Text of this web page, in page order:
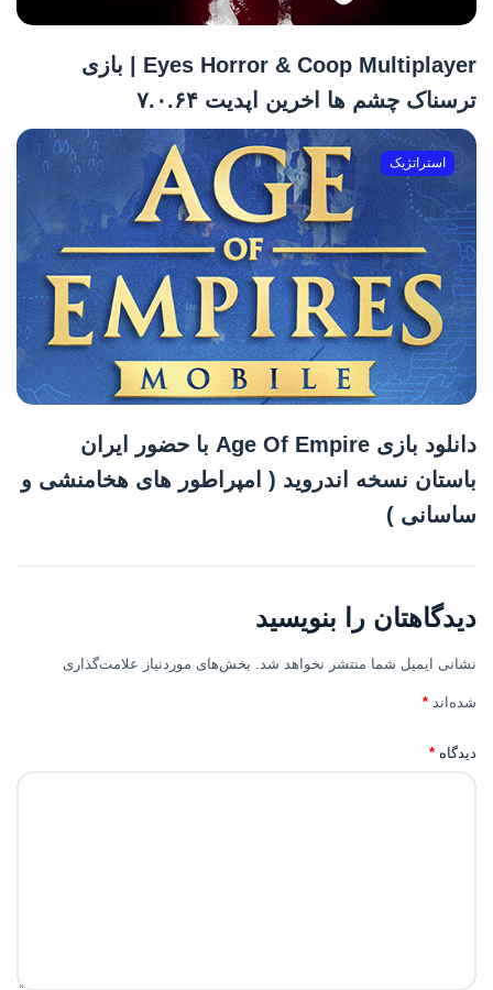
Eyes Horror & Coop Multiplayer | بازی
ترسناک چشم ها اخرین اپدیت ۷.۰.۶۴
استراتژیک
دانلود بازی Age Of Empire با حضور ایران
باستان نسخه اندروید ( امپراطور های هخامنشی و
ساسانی )
دیدگاهتان را بنویسید
نشانی ایمیل شما منتشر نخواهد شد. بخش‌های موردنیاز علامت‌گذاری
شده‌اند *
دیدگاه *